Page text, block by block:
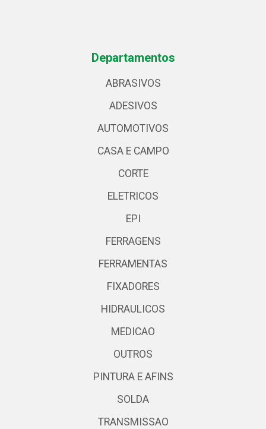
Departamentos
ABRASIVOS
ADESIVOS
AUTOMOTIVOS
CASA E CAMPO
CORTE
ELETRICOS
EPI
FERRAGENS
FERRAMENTAS
FIXADORES
HIDRAULICOS
MEDICAO
OUTROS
PINTURA E AFINS
SOLDA
TRANSMISSAO